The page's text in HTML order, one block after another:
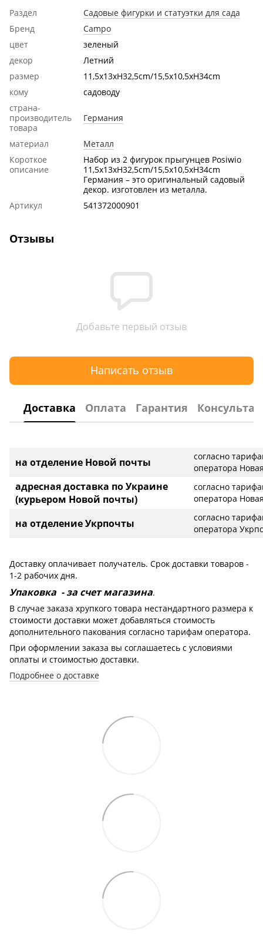
Раздел
Садовые фигурки и статуэтки для сада
Бренд
Campo
цвет
зеленый
декор
Летний
размер
11,5x13xH32,5cm/15,5x10,5xH34cm
кому
садоводу
страна-
производитель
товара
Германия
материал
Металл
Короткое
описание
Набор из 2 фигурок прыгунцев Posiwio
11,5x13xH32,5cm/15,5x10,5xH34cm
Германия – это оригинальный садовый
декор. изготовлен из металла.
Артикул
541372000901
Отзывы
Добавьте первый отзыв
Написать отзыв
Доставка Оплата Гарантия
на отделение Новой почты
согласно
оператора
адресная доставка по Украине
(курьером Новой почты)
согласно
оператора
на отделение Укрпочты
согласно
оператора
Доставку оплачивает получатель. Срок доставки товаров -
1-2 рабочих дня.
Упаковка - за счет магазина.
В случае заказа хрупкого товара нестандартного размера к
стоимости доставки может добавляться стоимость
дополнительного пакования согласно тарифам оператора.
При оформлении заказа вы соглашаетесь с условиями
оплаты и стоимостью доставки.
Подробнее о доставке